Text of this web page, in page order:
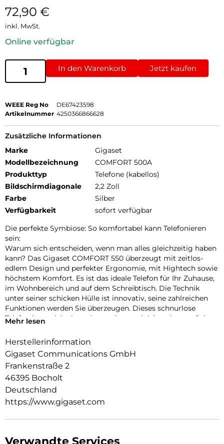
72,90 €
inkl. MwSt.
Online verfügbar
In den Warenkorb Jetzt kaufen
WEEE Reg No
DE67423598
Artikelnummer 4250366866628
Zusätzliche Informationen
Marke
Gigaset
Modellbezeichnung
COMFORT 500A
Produkttyp
Telefone (kabellos)
Bildschirmdiagonale
2,2 Zoll
Farbe
Silber
Verfügbarkeit
sofort verfügbar
Die perfekte Symbiose: So komfortabel kann Telefonieren
sein:
Warum sich entscheiden, wenn man alles gleichzeitig haben
kann? Das Gigaset COMFORT 550 überzeugt mit zeitlos-
edlem Design und perfekter Ergonomie, mit Hightech sowie
höchstem Komfort. Es ist das ideale Telefon für Ihr Zuhause,
im Wohnbereich und auf dem Schreibtisch. Die Technik
unter seiner schicken Hülle ist innovativ, seine zahlreichen
Funktionen werden Sie überzeugen. Dieses schnurlose
Telefon kann sich also sehen – aber auch hören lassen: Seine
dank Headset-Anschluss sowie integrierter
Modellvariante Gigaset COMFORT 550A bietet zudem einen
integrierten Anrufbeantworter mit einer
Aufzeichnungsdauer von bis zu 30 Minuten.
Navigation in Perfektion: So angenehm kann Telefonieren
sein:
bedienen, dass nichts vom Wesentlichen ablenkt: Ihren
Mehr lesen
Herstellerinformation
Gigaset Communications GmbH
Frankenstraße 2
46395 Bocholt
Deutschland
https://www.gigaset.com